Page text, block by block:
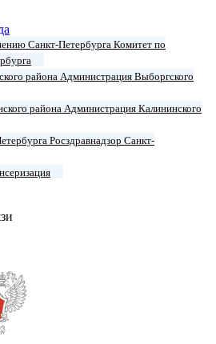
Комитет по
Администрация Выборгского
Администрация Калининского
Росздравнадзор Санкт-